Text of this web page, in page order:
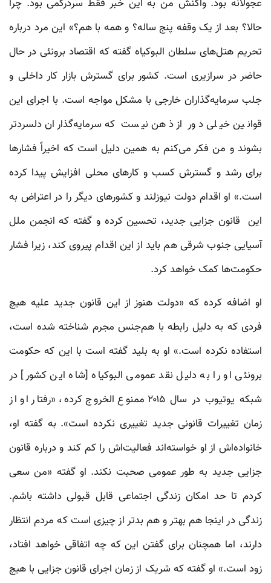
عجولانه بود. واکنش من به این خبر فقط سردرگمی بود. چرا
حالا؟ بعد از یک وقفه پنج ساله؟ و همه با هم؟» این مرد درباره
تحریم هتل‌های سلطان البوکیاه گفته که اقتصاد برونئی در حال
حاضر در سرازیری است. کشور برای گسترش بازار کار داخلی و
جلب سرمایه‌گذاران خارجی با مشکل مواجه است. با اجرای این
قوانین خیلی دور از ذهن نیست که سرمایه‌گذاران دلسردتر
بشوند و من فکر می‌کنم به همین دلیل است که اخیراً فشارها
برای رشد و گسترش کسب و کارهای محلی افزایش پیدا کرده
است.» او اقدام دولت نیوزلند و کشورهای دیگر را در اعتراض به
این قانون جزایی جدید، تحسین کرده و گفته که انجمن ملل
آسیایی جنوب شرقی هم باید از این اقدام پیروی کند، زیرا فشار
حکومت‌ها کمک خواهد کرد.
او اضافه کرده که «دولت هنوز از این قانون جدید علیه هیچ
فردی که به دلیل رابطه با هم‌جنس مجرم شناخته شده است،
استفاده نکرده است.» او به بلید گفته است با این که حکومت
برونئی او را به دلیل نقد عمومی البوکیاه [شاه این کشور] در
شبکه یوتیوب در سال ۲۰۱۵ ممنوع الخروج کرده، «رفتار او از
زمان تغییرات قانونی جدید تغییری نکرده است». به گفته او،
خانواده‌اش از او خواسته‌اند فعالیت‌اش را کم کند و درباره قانون
جزایی جدید به طور عمومی صحبت نکند. او گفته «من سعی
کردم تا حد امکان زندگی اجتماعی قابل قبولی داشته باشم.
زندگی در اینجا هم بهتر و هم بدتر از چیزی است که مردم انتظار
دارند، اما همچنان برای گفتن این که چه اتفاقی خواهد افتاد،
زود است.» او گفته که شریک از زمان اجرای قانون جزایی با هیچ